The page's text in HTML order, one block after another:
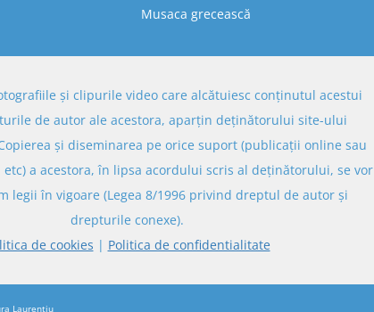
Musaca grecească
și clipurile video care alcătuiesc conținutul acestui
de autor ale acestora, aparțin deținătorului site-ului
și diseminarea pe orice suport (publicații online sau
a acestora, în lipsa acordului scris al deținătorului, se vor
legii în vigoare (Legea 8/1996 privind dreptul de autor și
drepturile conexe).
de cookies | Politica de confidentialitate
Laurențiu